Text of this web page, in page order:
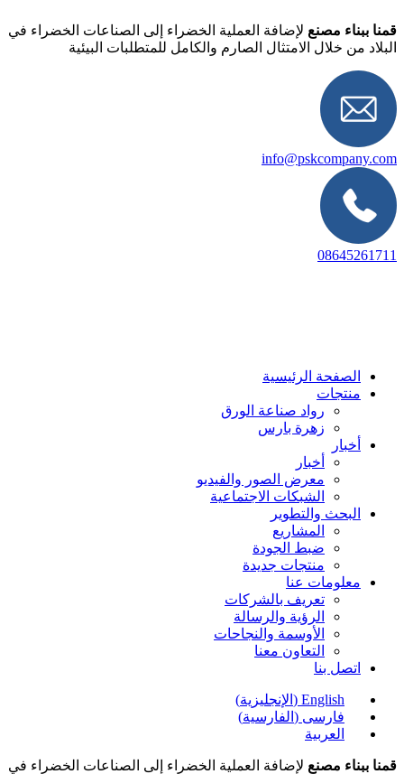
قمنا ببناء مصنع لإضافة العملية الخضراء إلى الصناعات الخضراء في
البلاد من خلال الامتثال الصارم والكامل للمتطلبات البيئية
info@pskcompany.com
08645261711
الصفحة الرئيسية
منتجات
رواد صناعة الورق
زهرة بارس
أخبار
أخبار
معرض الصور والفيديو
الشبكات الاجتماعية
البحث والتطوير
المشاريع
ضبط الجودة
منتجات جديدة
معلومات عنا
تعريف بالشركات
الرؤية والرسالة
الأوسمة والنجاحات
التعاون معنا
اتصل بنا
English
( الإنجليزية)
فارسی ( الفارسية)
العربية
قمنا ببناء مصنع لإضافة العملية الخضراء إلى الصناعات الخضراء في